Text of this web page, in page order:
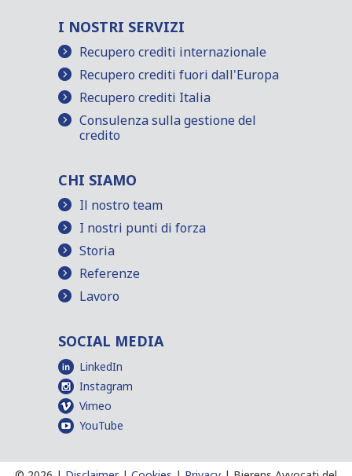
I NOSTRI SERVIZI
Recupero crediti internazionale
Recupero crediti fuori dall'Europa
Recupero crediti Italia
Consulenza sulla gestione del
credito
CHI SIAMO
Il nostro team
I nostri punti di forza
Storia
Referenze
Lavoro
SOCIAL MEDIA
LinkedIn
Instagram
Vimeo
YouTube